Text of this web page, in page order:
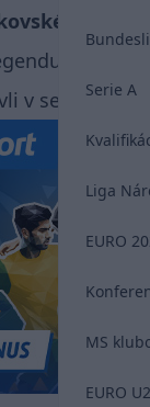
Serie A
Liga
EURO
MS
EURO
tábory.
v septembri